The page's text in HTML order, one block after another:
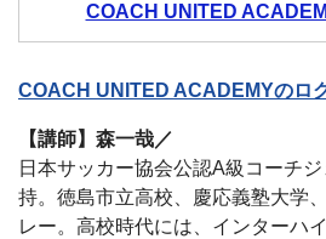
COACH UNITED
COACH UNITED ACADEMYのロ
【講師】森一哉／
日本サッカー協会公認A級コーチ
持。徳島市立高校、慶応義塾大学
レー。高校時代には、インターハ